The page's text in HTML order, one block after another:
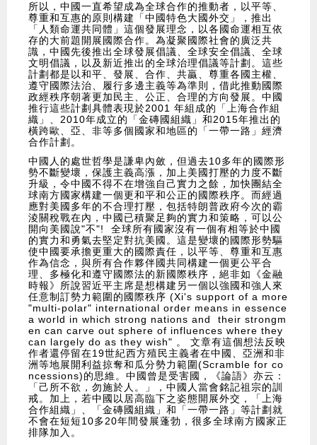
所以，中國一直希望成為全球合作的推動者，以平等、
尊重和互惠的原則構建「中國特色大國外交」，推出
「人類命運共同體」這個發展理念，以各國命運相互依
存的大前題開展國際合作。為凝聚國際社會的廣泛共
識，中國先後推出全球發展倡議、全球安全倡議、全球
文明倡議，以及新近推出的全球治理倡議等計劃。這些
計劃都是以和平、發展、合作、共贏、尊重各國主權、
遵守國際法治、履行多邊主義等為準則，借此推動國際
政經秩序朝著更加民主、公正、合理的方向發展。中國
推行這些計劃具體表現於2001 年組成的「上海合作組
織」、2010年成立的「金磚國組織」和2015年推出的
橫跨歐、亞、非等多個國家和地區的「一帶一路」經濟
合作計劃。
中國人的處世哲學是謙卑內斂，但過去10多年的國際形
勢不斷變壞，保護主義高漲，加上美國打壓的力度不斷
升級，令中國不得不在增強自己實力之餘，加快團結全
球南方國家構建一個更和平和公正的國際秩序。而經過
應對美國多年的不合理打壓，包括特朗普政府今次的霸
淩關稅戰在內，中國已積聚足夠的實力和策略，可以公
開向美國說"不"! 全球所有國家沒有一個有相等於中國
的實力和勇氣去堅定對抗美國。這是變壞的國際形勢驅
使中國要承擔更重大的國際責任，以平等、尊重和互惠
作為信念，與所有合作夥伴國共同構建一個更公平合
理、多極化和遵守國際法的新國際秩序，絕非如《金融
時報》所說習近平主席是想構建另一個以強國和強人來
任意制訂勢力範圍的國際秩序 (Xi's support of a more
"multi-polar" international order means in essence
a world in which strong nations and their strongm
en can carve out sphere of influences where they
can largely do as they wish" 。 文章有這個想法反映
作者還停留在19世紀西方殖民主義者在中國、亞洲和非
洲等地展開利益掠奪和瓜分勢力範圍(Scramble for co
ncessions)的思維。中國曾是受害國，《論語》亦云：
「己所不欲，勿施於人。」，中國人當會銘記祖宗的訓
戒。加上，若中國以居高臨下之姿態開展外交，「上海
合作組織」、「金磚國組織」和「一帶一路」等計劃就
不會在短短10多20年間發展蓬勃，很多全球南方國家正
排隊加入。